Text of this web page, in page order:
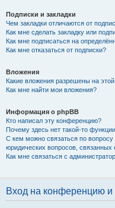
Подписки и закладки
Чем закладки отличаются от
Как мне сделать закладку или
Как мне подписаться на
Как мне отказаться от подписки?
Вложения
Какие вложения разрешены на
Как мне найти мои вложения?
Информация о phpBB
Кто написал эту конференцию?
Почему здесь нет такой-то
С кем можно связаться по вопросу
юридических вопросов, связанных
Как мне связаться с
Вход на конференцию и